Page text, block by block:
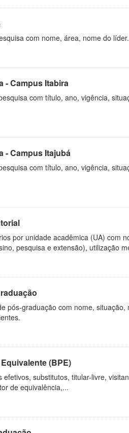
com nome, área, nome do líder.
- Campus Itabira
com título, ano, vigência,
- Campus Itajubá
com título, ano, vigência,
por unidade acadêmica (UA) com
pesquisa e extensão), utilização
pós-graduação com nome,
(BPE)
efetivos, substitutos, titular-livre,
de equivalência,...